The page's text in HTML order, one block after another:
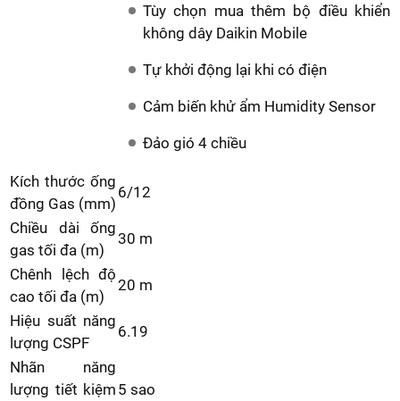
Tùy chọn mua thêm bộ điều khiển
không dây Daikin Mobile
Tự khởi động lại khi có điện
Cảm biến khử ẩm Humidity Sensor
Đảo gió 4 chiều
Kích thước ống
đồng Gas (mm)
6/12
Chiều dài ống
gas tối đa (m)
30 m
Chênh lệch độ
cao tối đa (m)
20 m
Hiệu suất năng
lượng CSPF
6.19
Nhãn năng
lượng tiết kiệm 5 sao